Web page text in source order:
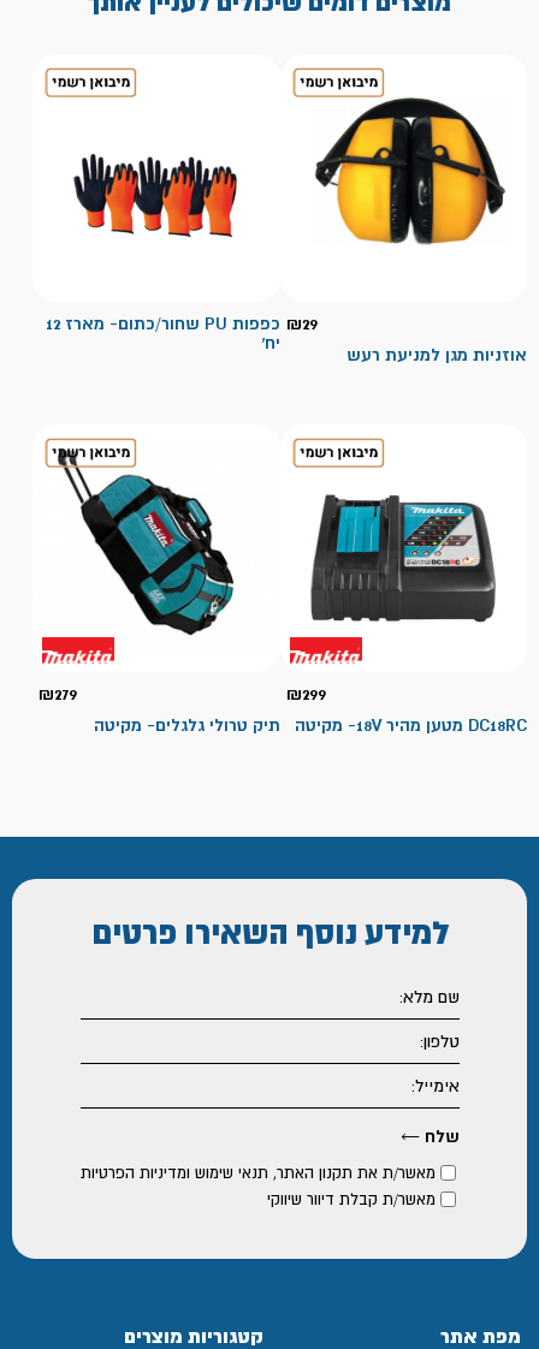
₪29
אוזניות מגן למניעת רעש
כפפות PU שחור/כתום- מארז 12
יח'
₪299
DC18RC מטען מהיר 18V- מקיטה
₪279
תיק טרולי גלגלים- מקיטה
למידע נוסף השאירו פרטים
מאשר/ת את תקנון האתר, תנאי שימוש ומדיניות הפרטיות
מאשר/ת קבלת דיוור שיווקי
מפת אתר קטגוריות מוצרים